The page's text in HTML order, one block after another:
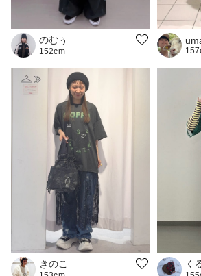
のむぅ
152cm
きのこ く